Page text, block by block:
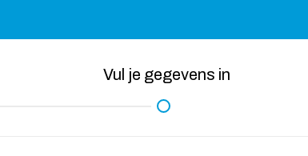
Vul je gegevens in